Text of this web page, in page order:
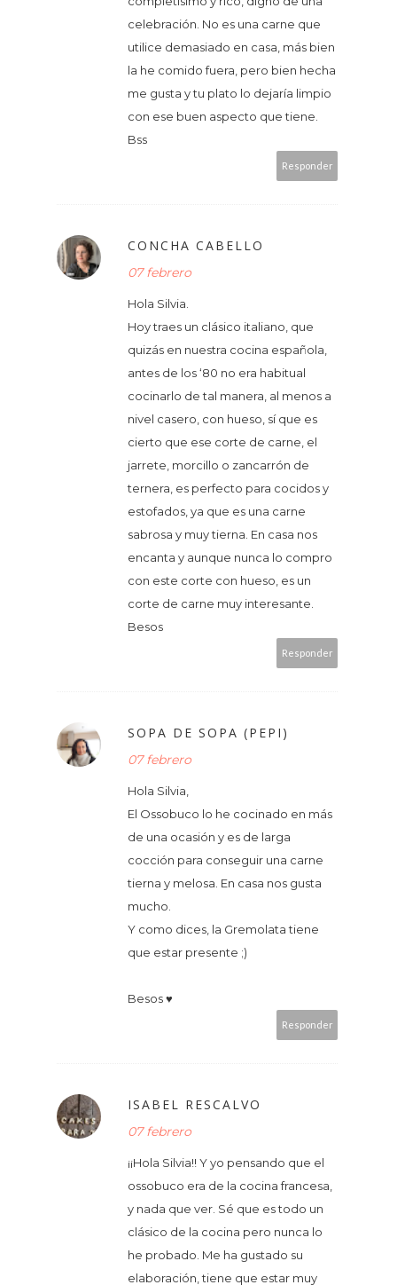
celebración. No es una carne que
utilice demasiado en casa, más bien
la he comido fuera, pero bien hecha
me gusta y tu plato lo dejaría limpio
con ese buen aspecto que tiene.
Bss
Responder
CONCHA CABELLO
07 febrero
Hola Silvia.
Hoy traes un clásico italiano, que
quizás en nuestra cocina española,
antes de los ‘80 no era habitual
cocinarlo de tal manera, al menos a
nivel casero, con hueso, sí que es
cierto que ese corte de carne, el
jarrete, morcillo o zancarrón de
ternera, es perfecto para cocidos y
estofados, ya que es una carne
sabrosa y muy tierna. En casa nos
encanta y aunque nunca lo compro
con este corte con hueso, es un
corte de carne muy interesante.
Besos
Responder
SOPA DE SOPA (PEPI)
07 febrero
Hola Silvia,
El Ossobuco lo he cocinado en más
de una ocasión y es de larga
cocción para conseguir una carne
tierna y melosa. En casa nos gusta
mucho.
Y como dices, la Gremolata tiene
que estar presente ;)
Besos ♥
Responder
ISABEL RESCALVO
07 febrero
¡¡Hola Silvia!! Y yo pensando que el
ossobuco era de la cocina francesa,
y nada que ver. Sé que es todo un
clásico de la cocina pero nunca lo
he probado. Me ha gustado su
elaboración, tiene que estar muy